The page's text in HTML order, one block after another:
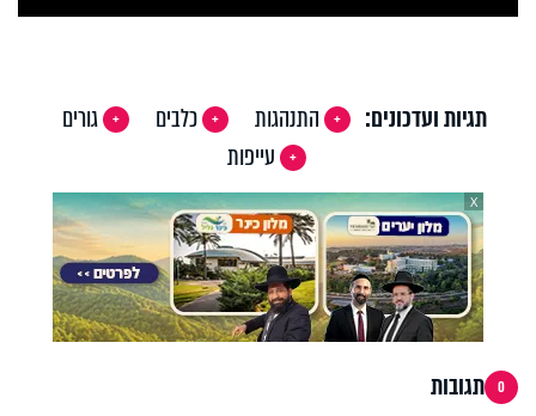
תגיות ועדכונים: התנהגות כלבים
גורים
עייפות
X
0 תגובות